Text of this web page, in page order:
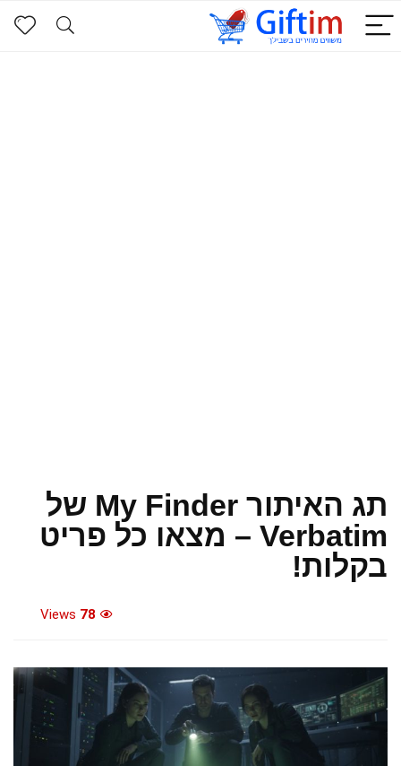
תג האיתור My Finder של
Verbatim – מצאו כל פריט
בקלות!
78